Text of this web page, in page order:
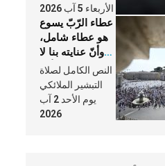
الأربعاء 5 آب 2026
عطاء الرّبّ يسوع
هو عطاء شامل،
وأنّ عنايته بنا لا
تغيب عنّا أبدًا
النص الكامل لصلاة
التبشير الملائكي
يوم الأحد 2 آب
2026